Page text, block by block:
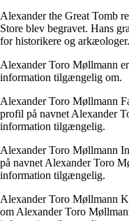
Alexander the Great Tomb
Store blev begravet. Hans
for historikere og arkæologer.
Alexander Toro Møllmann
information tilgængelig om.
Alexander Toro Møllmann
profil på navnet Alexander
information tilgængelig.
Alexander Toro Møllmann
på navnet Alexander Toro
information tilgængelig.
Alexander Toro Møllmann
om Alexander Toro